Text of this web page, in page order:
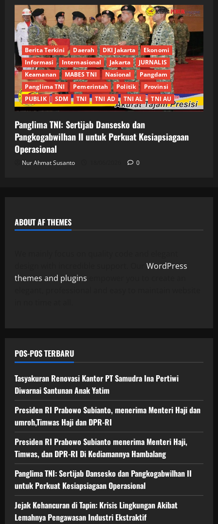
Berita Terkini Daerah DKI Jakarta
Ekonomi
Informasi
Internasional Jakarta
JURNALIS
Keamanan
MABES TNI Nasional
Pangdam
Panglima TNI
Pemerintah Politik
Provinsi
PUBLIK
SDM TNI TNI AD TNI AL TNI AU
Panglima TNI: Sertijab Dansesko dan
Pangkogabwilhan II untuk Perkuat Kesiapsiagaan
Operasional
Nur Ahmat Susanto 0
ABOUT AF THEMES
WordPress
themes and plugins
POS-POS TERBARU
Tasyakuran Renovasi Kantor PT Samudra Ina Pertiwi
Diwarnai Santunan Anak Yatim
Presiden RI Prabowo Subianto, menerima Menteri Haji dan
umroh,Timwas Haji dan DPR-RI
Presiden RI Prabowo Subianto menerima Menteri Haji,
Timwas, dan DPR-RI Di Kediamannya Hambalang
Panglima TNI: Sertijab Dansesko dan Pangkogabwilhan II
untuk Perkuat Kesiapsiagaan Operasional
Jejak Kehancuran di Tapin: Krisis Lingkungan Akibat
Lemahnya Pengawasan Industri Ekstraktif